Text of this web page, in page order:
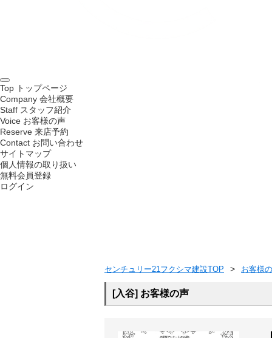
Top トップページ
Company 会社概要
Staff スタッフ紹介
Voice お客様の声
Reserve 来店予約
Contact お問い合わせ
サイトマップ
個人情報の取り扱い
無料会員登録
ログイン
センチュリー21フクシマ建設TOP お客様
[入谷] お客様の声